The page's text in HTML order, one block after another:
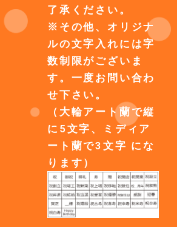
了承ください。
※その他、オリジナ
ルの文字入れには字
数制限がございま
す。一度お問い合わ
せ下さい。
（大輪アート蘭で縦
に5文字、ミディア
ート蘭で3文字 にな
ります）